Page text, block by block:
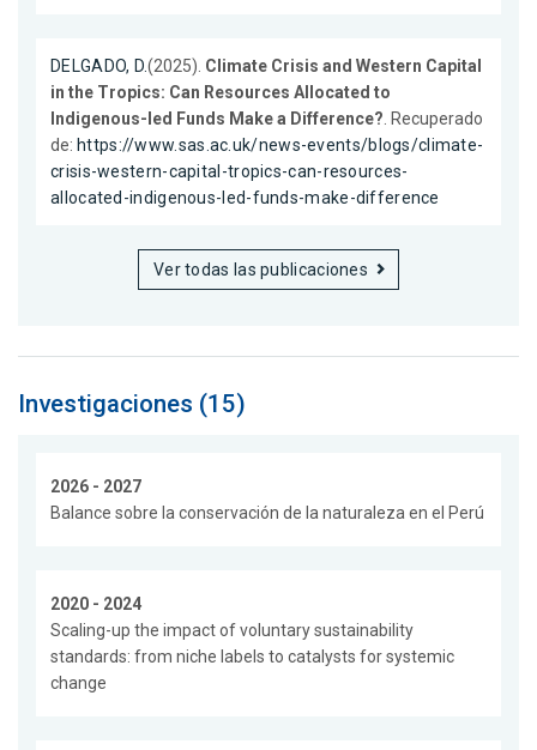
DELGADO, D.(2025). Climate Crisis and Western Capital
in the Tropics: Can Resources Allocated to
Indigenous-led Funds Make a Difference? . Recuperado
de: https://www.sas.ac.uk/news-events/blogs/climate-
crisis-western-capital-tropics-can-resources-
allocated-indigenous-led-funds-make-difference
Ver todas las publicaciones
Investigaciones (15)
2026 - 2027
Balance sobre la conservación de la naturaleza en el Perú
2020 - 2024
Scaling-up the impact of voluntary sustainability
standards: from niche labels to catalysts for systemic
change